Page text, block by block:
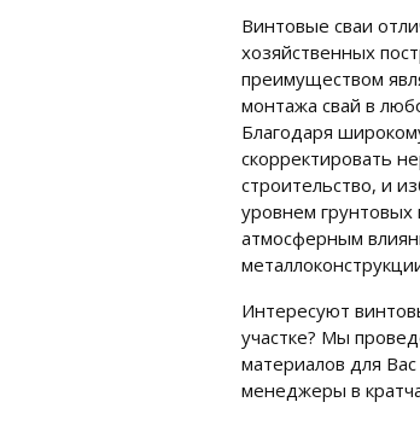
Винтовые сваи
хозяйственных
преимуществом
монтажа свай в
Благодаря
скорректировать
строительство, и
уровнем
атмосферным
Интересуют
участке? Мы
материалов для
менеджеры в